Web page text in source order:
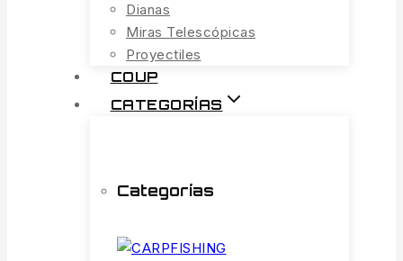
Dianas
Miras Telescópicas
Proyectiles
COUP
CATEGORÍAS
Categorías